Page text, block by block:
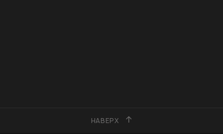
НАВЕРХ